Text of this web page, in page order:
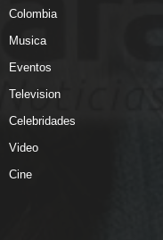
Colombia
Musica
Eventos
Television
Celebridades
Video
Cine